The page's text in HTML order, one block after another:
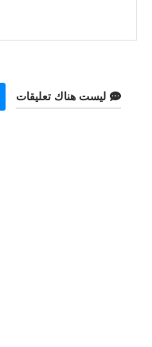
ليست هناك تعليقات